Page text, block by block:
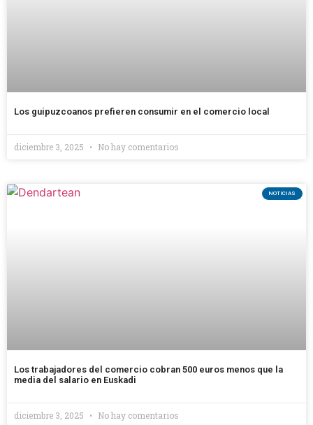
Los guipuzcoanos prefieren consumir en el comercio local
diciembre 3, 2025 No hay comentarios
NOTICIAS
Los trabajadores del comercio cobran 500 euros menos que la
media del salario en Euskadi
diciembre 3, 2025 No hay comentarios